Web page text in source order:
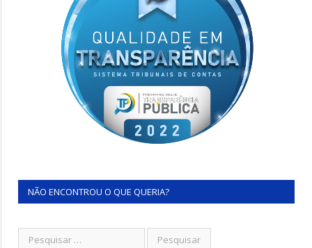
NÃO ENCONTROU O QUE QUERIA?